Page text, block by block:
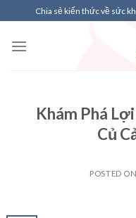
to
content
Chia sẻ kiến thức về sức
Khám Phá
Củ
POSTED ON